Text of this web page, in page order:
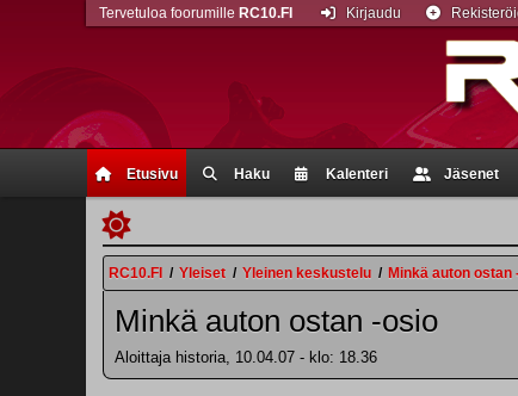
Etusivu Haku Kalenteri Jäsenet
Tervetuloa foorumille RC10.FI Kirjaudu
RC10.FI / Yleiset / Yleinen keskustelu / Minkä auton ostan
Minkä auton ostan -osio
Aloittaja historia, 10.04.07 - klo: 18.36